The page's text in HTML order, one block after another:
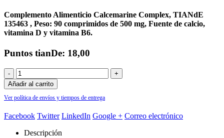
Complemento Alimenticio Calcemarine Complex, TIANdE
135463 , Peso: 90 comprimidos de 500 mg, Fuente de calcio,
vitamina D y vitamina B6.
Puntos tianDe: 18,00
-
+
Añadir al carrito
Ver política de envíos y tiempos de entrega
Facebook Twitter LinkedIn Google + Correo electrónico
Descripción